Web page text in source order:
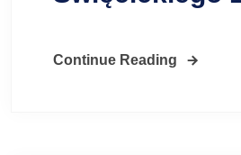
Continue Reading